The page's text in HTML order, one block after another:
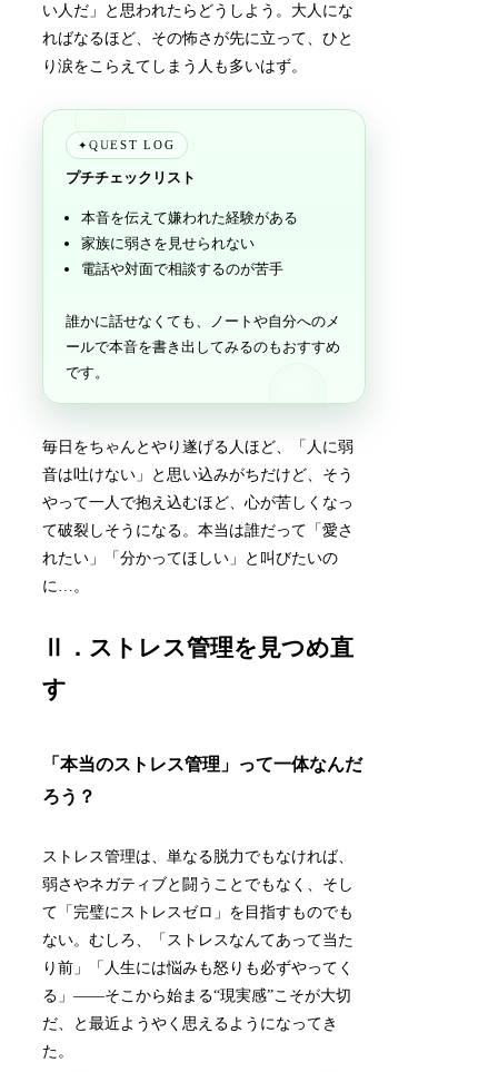
い人だ」と思われたらどうしよう。大人にな
ればなるほど、その怖さが先に立って、ひと
り涙をこらえてしまう人も多いはず。
✦QUEST LOG
プチチェックリスト
本音を伝えて嫌われた経験がある
家族に弱さを見せられない
電話や対面で相談するのが苦手
誰かに話せなくても、ノートや自分へのメ
ールで本音を書き出してみるのもおすすめ
です。
毎日をちゃんとやり遂げる人ほど、「人に弱
音は吐けない」と思い込みがちだけど、そう
やって一人で抱え込むほど、心が苦しくなっ
て破裂しそうになる。本当は誰だって「愛さ
れたい」「分かってほしい」と叫びたいの
に…。
Ⅱ．ストレス管理を見つめ直
す
「本当のストレス管理」って一体なんだ
ろう？
ストレス管理は、単なる脱力でもなければ、
弱さやネガティブと闘うことでもなく、そし
て「完璧にストレスゼロ」を目指すものでも
ない。むしろ、「ストレスなんてあって当た
り前」「人生には悩みも怒りも必ずやってく
る」――そこから始まる“現実感”こそが大切
だ、と最近ようやく思えるようになってき
た。